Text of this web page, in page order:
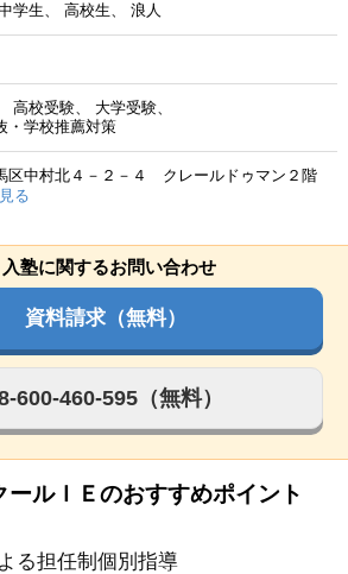
学生 高校生 浪人
高校受験
大学受験
・学校推薦対策
区中村北４－２－４ クレールドゥマン２階
る
塾に関するお問い合わせ
資料請求（無料）
600-460-595（無料）
ルＩＥのおすすめポイント
る担任制個別指導